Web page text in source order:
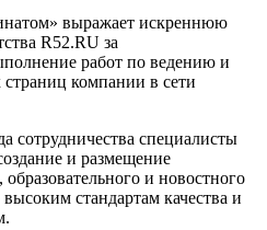
выражает искреннюю
R52.RU за
работ по ведению и
компании в сети
сотрудничества специалисты
и размещение
и новостного
стандартам качества и